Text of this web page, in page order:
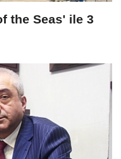
the Seas' ile 3